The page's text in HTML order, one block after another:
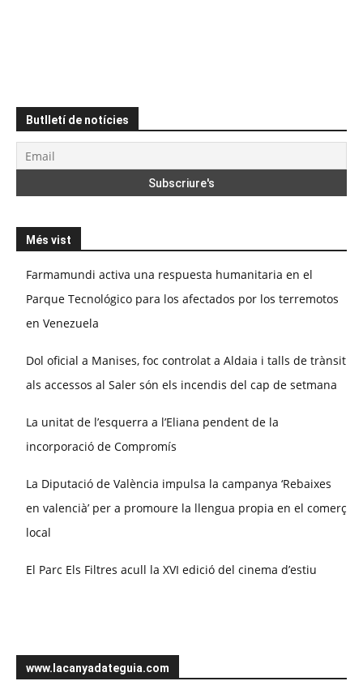
Butlletí de notícies
Més vist
Farmamundi activa una respuesta humanitaria en el
Parque Tecnológico para los afectados por los terremotos
en Venezuela
Dol oficial a Manises, foc controlat a Aldaia i talls de trànsit
als accessos al Saler són els incendis del cap de setmana
La unitat de l’esquerra a l’Eliana pendent de la
incorporació de Compromís
La Diputació de València impulsa la campanya ‘Rebaixes
en valencià’ per a promoure la llengua propia en el comerç
local
El Parc Els Filtres acull la XVI edició del cinema d’estiu
www.lacanyadateguia.com